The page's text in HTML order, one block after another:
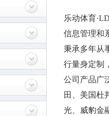
乐动体育
信息管理和
秉承多年从
行量身定制
公司产品广
田、美国杜
光、威豹金